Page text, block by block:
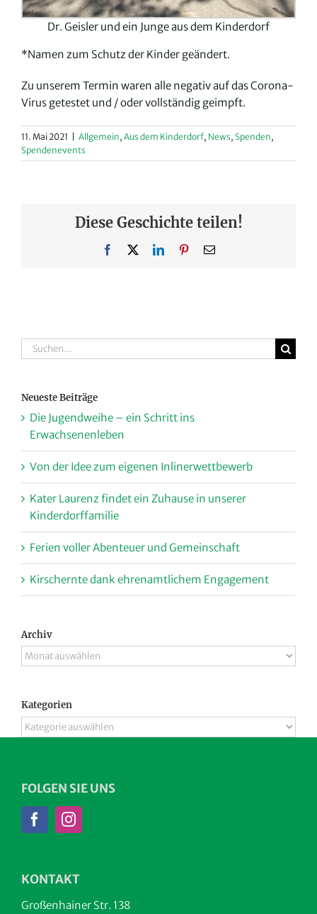
Dr. Geisler und ein Junge aus dem Kinderdorf
*Namen zum Schutz der Kinder geändert.
Zu unserem Termin waren alle negativ auf das Corona-
Virus getestet und / oder vollständig geimpft.
11. Mai 2021 Allgemein, Aus dem Kinderdorf, News, Spenden,
Spendenevents
Diese Geschichte teilen!
Facebook LinkedInPinterest
E-
Suche
nach:
Neueste Beiträge
Die Jugendweihe – ein Schritt ins
Erwachsenenleben
Von der Idee zum eigenen Inlinerwettbewerb
Kater Laurenz findet ein Zuhause in unserer
Kinderdorffamilie
Ferien voller Abenteuer und Gemeinschaft
Kirschernte dank ehrenamtlichem Engagement
Archiv
Archiv
Kategorien
Kategorien
FOLGEN SIE UNS
KONTAKT
Großenhainer Str. 138